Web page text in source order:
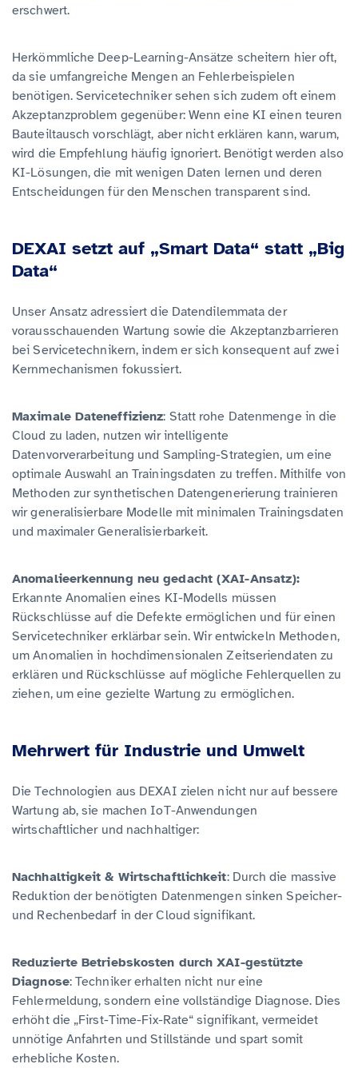
erschwert.
Herkömmliche Deep-Learning-Ansätze scheitern hier oft,
da sie umfangreiche Mengen an Fehlerbeispielen
benötigen. Servicetechniker sehen sich zudem oft einem
Akzeptanzproblem gegenüber: Wenn eine KI einen teuren
Bauteiltausch vorschlägt, aber nicht erklären kann, warum,
wird die Empfehlung häufig ignoriert. Benötigt werden also
KI-Lösungen, die mit wenigen Daten lernen und deren
Entscheidungen für den Menschen transparent sind.
DEXAI setzt auf „Smart Data“ statt „Big
Data“
Unser Ansatz adressiert die Datendilemmata der
vorausschauenden Wartung sowie die Akzeptanzbarrieren
bei Servicetechnikern, indem er sich konsequent auf zwei
Kernmechanismen fokussiert.
Maximale Dateneffizienz: Statt rohe Datenmenge in die
Cloud zu laden, nutzen wir intelligente
Datenvorverarbeitung und Sampling-Strategien, um eine
optimale Auswahl an Trainingsdaten zu treffen. Mithilfe von
Methoden zur synthetischen Datengenerierung trainieren
wir generalisierbare Modelle mit minimalen Trainingsdaten
und maximaler Generalisierbarkeit.
Anomalieerkennung neu gedacht(XAI-Ansatz):
Erkannte Anomalien eines KI-Modells müssen
Rückschlüsse auf die Defekte ermöglichen und für einen
Servicetechniker erklärbar sein. Wir entwickeln Methoden,
um Anomalien in hochdimensionalen Zeitseriendaten zu
erklären und Rückschlüsse auf mögliche Fehlerquellen zu
ziehen, um eine gezielte Wartung zu ermöglichen.
Mehrwert für Industrie und Umwelt
Die Technologien aus DEXAI zielen nicht nur auf bessere
Wartung ab, sie machen IoT-Anwendungen
wirtschaftlicher und nachhaltiger:
Nachhaltigkeit & Wirtschaftlichkeit: Durch die massive
Reduktion der benötigten Datenmengen sinken Speicher-
und Rechenbedarf in der Cloud signifikant.
Reduzierte Betriebskosten durch XAI-gestützte
Diagnose: Techniker erhalten nicht nur eine
Fehlermeldung, sondern eine vollständige Diagnose. Dies
erhöht die „First-Time-Fix-Rate“ signifikant, vermeidet
unnötige Anfahrten und Stillstände und spart somit
erhebliche Kosten.